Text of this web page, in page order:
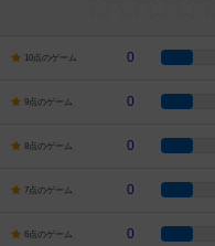
10点のゲーム 0
9点のゲーム 0
8点のゲーム 0
7点のゲーム 0
6点のゲーム 0